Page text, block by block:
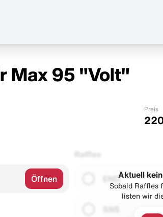
Max 95 "Volt"
Preis
Öffnen
Raffles
END.Aktuell
Sobald Raffles
listen wir